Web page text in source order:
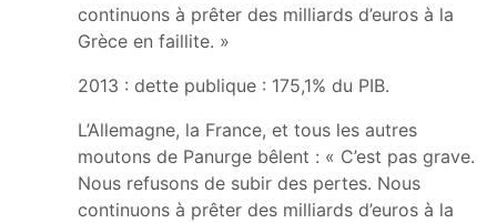
continuons à prêter des milliards d’euros à la
Grèce en faillite. »
2013 : dette publique : 175,1% du PIB.
L’Allemagne, la France, et tous les autres
moutons de Panurge bêlent : « C’est pas grave.
Nous refusons de subir des pertes. Nous
continuons à prêter des milliards d’euros à la